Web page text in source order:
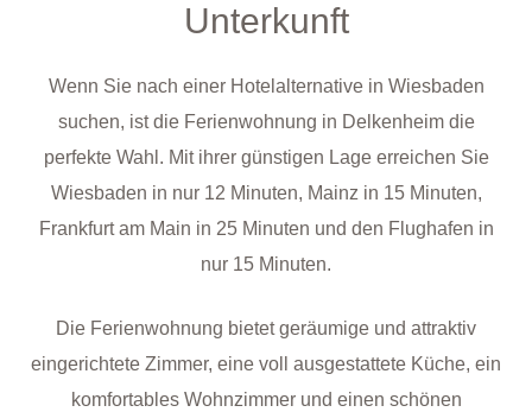
Unterkunft
Wenn Sie nach einer Hotelalternative in Wiesbaden
suchen, ist die Ferienwohnung in Delkenheim die
perfekte Wahl. Mit ihrer günstigen Lage erreichen Sie
Wiesbaden in nur 12 Minuten, Mainz in 15 Minuten,
Frankfurt am Main in 25 Minuten und den Flughafen in
nur 15 Minuten.
Die Ferienwohnung bietet geräumige und attraktiv
eingerichtete Zimmer, eine voll ausgestattete Küche, ein
komfortables Wohnzimmer und einen schönen